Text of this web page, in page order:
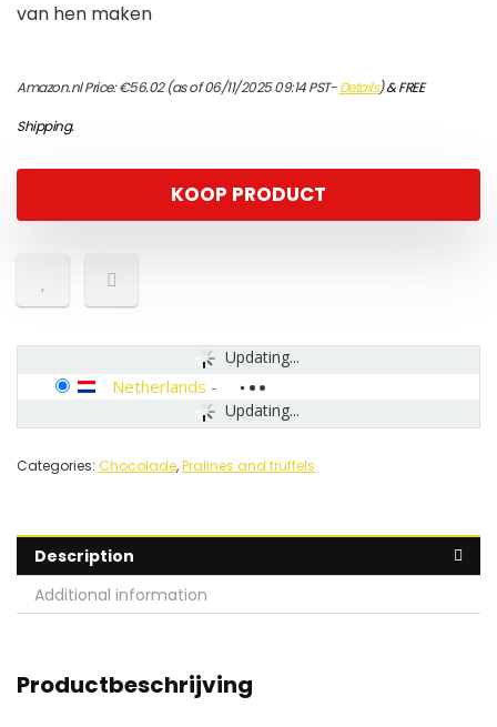
van hen maken
Amazon.nl Price:€56.02(as of 06/11/2025 09:14 PST-Details)&FREE
Shipping.
KOOP PRODUCT
Updating...
Updating...
Netherlands -
Categories: Chocolade,Pralines and truffels
Description
Additional information
Productbeschrijving